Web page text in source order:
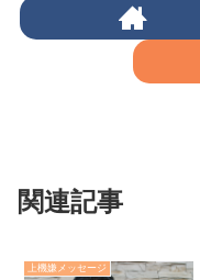
関連記事
上機嫌メッセージ